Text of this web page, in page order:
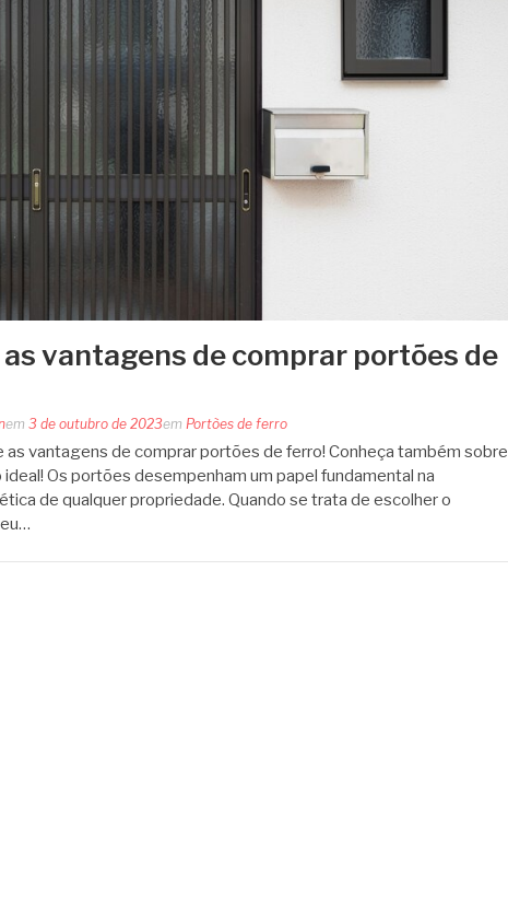
vantagens de comprar portões de
em 3 de outubro de 2023em Portões de ferro
as vantagens de comprar portões de ferro! Conheça também sobre
Os portões desempenham um papel fundamental na
de qualquer propriedade. Quando se trata de escolher o